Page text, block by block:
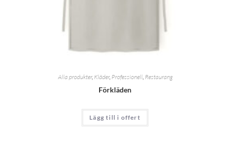
Alla produkter, Kläder, Professionell Restaurang
Förkläden
Lägg till i offert